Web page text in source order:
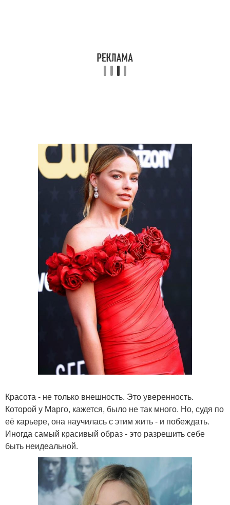
Красота - не только внешность. Это уверенность.
Которой у Марго, кажется, было не так много. Но, судя по
её карьере, она научилась с этим жить - и побеждать.
Иногда самый красивый образ - это разрешить себе
быть неидеальной.